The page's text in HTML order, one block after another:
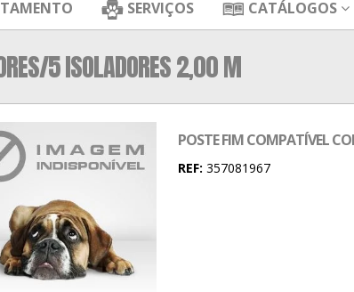
SERVIÇOS CATÁLOGOS
5 ISOLADORES 2,00 M
POSTE FIM COMPATÍVEL
REF: 357081967